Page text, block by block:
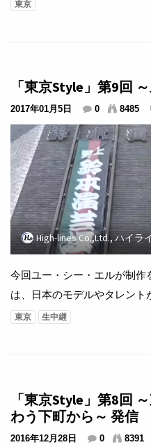
インを目指してお越しくださ
東京
「東京Style」第9回
2017年01月5日 0 8485
High-lines Co.,Ltd., ハイ
今回ユー・シー・エルが制作
は、日本のモデルやタレント
流行などを紹介していく番組
場 〒１１０－０００５ 東京...
東京 生中継
「東京Style」第8回
わう下町から～ 発信
2016年12月28日 0 8391